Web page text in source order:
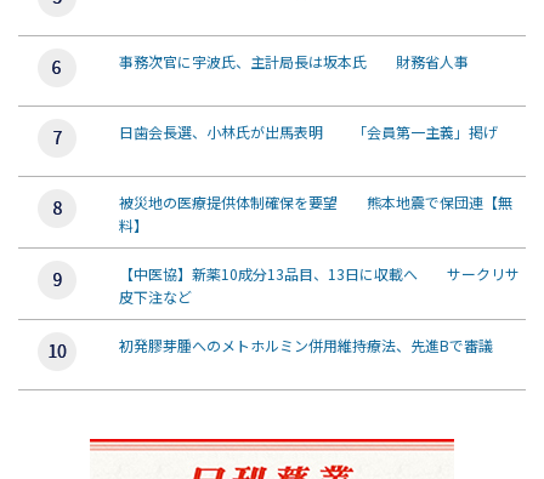
事務次官に宇波氏、主計局長は坂本氏 財務省人事
日歯会長選、小林氏が出馬表明 「会員第一主義」掲げ
被災地の医療提供体制確保を要望 熊本地震で保団連【無
料】
【中医協】新薬10成分13品目、13日に収載へ サークリサ
皮下注など
初発膠芽腫へのメトホルミン併用維持療法、先進Bで審議